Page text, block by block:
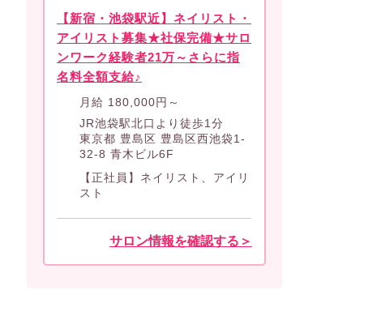
【新宿・池袋駅近】ネイリスト・
アイリスト募集★社保完備★サロ
ンワーク経験者21万～さらに指
名料全額支給♪
月給 180,000円～
JR池袋駅北口より徒歩1分
東京都 豊島区 豊島区西池袋1-
32-8 青木ビル6F
【正社員】ネイリスト、アイリ
スト
サロン情報を確認する＞